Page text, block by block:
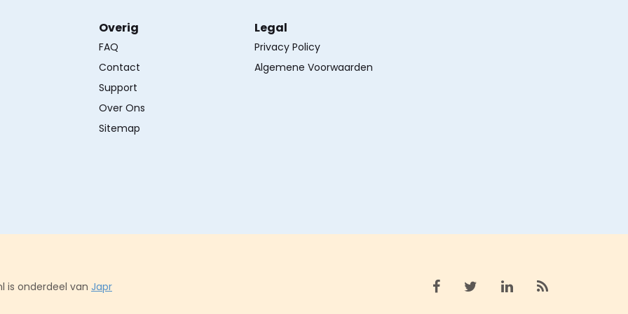
Overig
FAQ
Contact
Support
Over Ons
Sitemap
Legal
Privacy Policy
Algemene Voorwaarden
is onderdeel van Japr Bekijk facebook
Bekijk X (twitter)
Bekijk linkedin
Bekijk rss